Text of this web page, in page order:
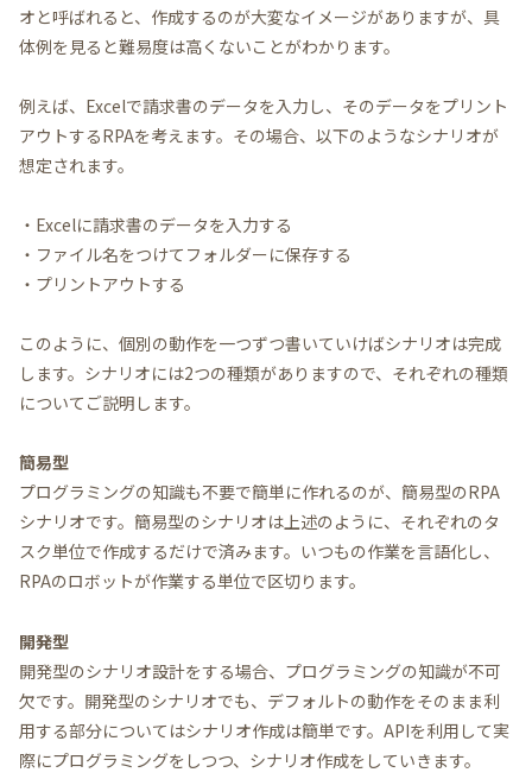
オと呼ばれると、作成するのが大変なイメージがありますが、具
体例を見ると難易度は高くないことがわかります。
例えば、Excelで請求書のデータを入力し、そのデータをプリント
アウトするRPAを考えます。その場合、以下のようなシナリオが
想定されます。
・Excelに請求書のデータを入力する
・ファイル名をつけてフォルダーに保存する
・プリントアウトする
このように、個別の動作を一つずつ書いていけばシナリオは完成
します。シナリオには2つの種類がありますので、それぞれの種類
についてご説明します。
簡易型
プログラミングの知識も不要で簡単に作れるのが、簡易型のRPA
シナリオです。簡易型のシナリオは上述のように、それぞれのタ
スク単位で作成するだけで済みます。いつもの作業を言語化し、
RPAのロボットが作業する単位で区切ります。
開発型
開発型のシナリオ設計をする場合、プログラミングの知識が不可
欠です。開発型のシナリオでも、デフォルトの動作をそのまま利
用する部分についてはシナリオ作成は簡単です。APIを利用して実
際にプログラミングをしつつ、シナリオ作成をしていきます。